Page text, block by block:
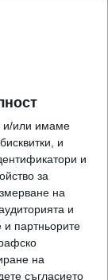
и/или имаме
и
и
за
на
и
партньорите
на
съгласието
сълзи